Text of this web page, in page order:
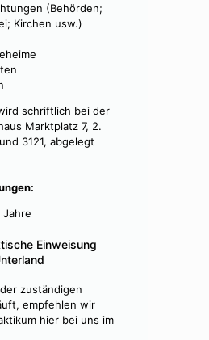
(Behörden;
Kirchen usw.)
schriftlich bei der
Marktplatz 7, 2.
3121, abgelegt
Einweisung
zuständigen
empfehlen wir
hier bei uns im